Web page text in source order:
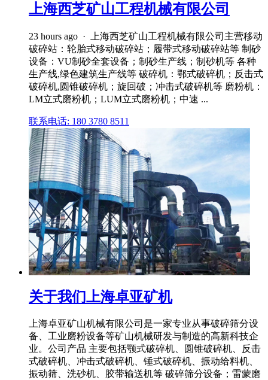
上海西芝矿山工程机械有限公司
23 hours ago · 上海西芝矿山工程机械有限公司主营移动
破碎站：轮胎式移动破碎站；履带式移动破碎站等 制砂
设备：VU制砂全套设备；制砂生产线；制砂机等 各种
生产线,绿色建筑生产线等 破碎机：鄂式破碎机；反击式
破碎机,圆锥破碎机；旋回破；冲击式破碎机等 磨粉机：
LM立式磨粉机；LUM立式磨粉机；中速 ...
联系电话: 180 3780 8511
关于我们上海卓亚矿机
上海卓亚矿山机械有限公司是一家专业从事破碎筛分设
备、工业磨粉设备等矿山机械研发与制造的高新科技企
业。公司产品 主要包括颚式破碎机、圆锥破碎机、反击
式破碎机、冲击式破碎机、锤式破碎机、振动给料机、
振动筛、洗砂机、胶带输送机等 破碎筛分设备；雷蒙磨